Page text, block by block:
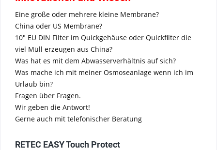
Eine große oder mehrere kleine Membrane?
China oder US Membrane?
10" EU DIN Filter im Quickgehäuse oder Quickfilter die
viel Müll erzeugen aus China?
Was hat es mit dem Abwasserverhältnis auf sich?
Was mache ich mit meiner Osmoseanlage wenn ich im
Urlaub bin?
Fragen über Fragen.
Wir geben die Antwort!
Gerne auch mit telefonischer Beratung
RETEC EASY Touch Protect